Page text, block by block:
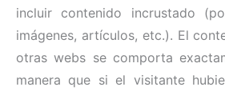
incluir contenido incrustado
imágenes, artículos, etc.). El
otras webs se comporta
manera que si el visitante